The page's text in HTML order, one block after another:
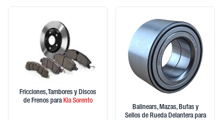
Fricciones, Tambores y Discos
de Frenos para KiaSorento
Balinears, Mazas, Bufas y
Sellos de Rueda Delantera para